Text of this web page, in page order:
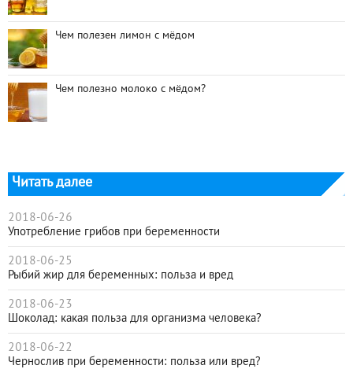
Чем полезен лимон с мёдом
Чем полезно молоко с мёдом?
Читать далее
2018-06-26
Употребление грибов при беременности
2018-06-25
Рыбий жир для беременных: польза и вред
2018-06-23
Шоколад: какая польза для организма человека?
2018-06-22
Чернослив при беременности: польза или вред?